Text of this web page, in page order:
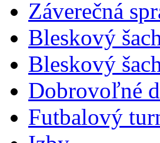
Záverečná
Bleskový
Bleskový
Dobrovoľné
Futbalový